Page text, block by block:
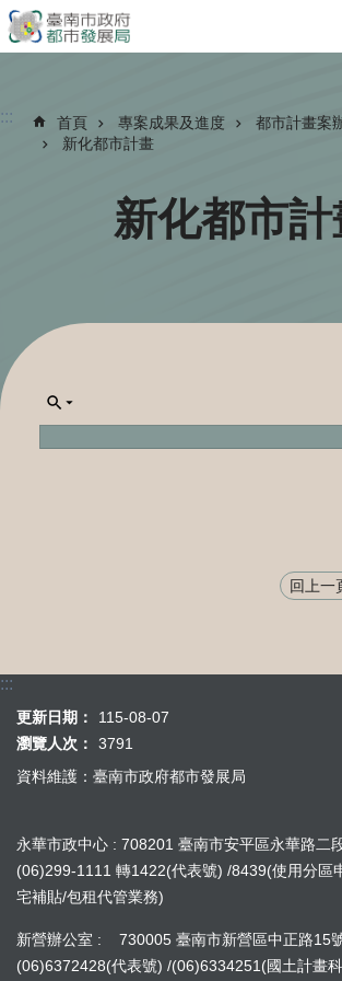
跳到主要內容區塊
::: 首頁 專案成果及進度
都市計畫案
新化都市計畫
新化都市
回上一
:::
更新日期：
115-08-07
瀏覽人次：
3791
資料維護：臺南市政府都市發展局
永華市政中心 : 708201 臺南市安平區永華路
(06)299-1111 轉1422(代表號) /8439(使用分區
宅補貼/包租代管業務)
新營辦公室 : 730005 臺南市新營區中正路
(06)6372428(代表號) /(06)6334251(國土計畫